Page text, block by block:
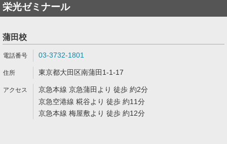
栄光ゼミナール
蒲田校
03-3732-1801
東京都大田区南蒲田1-1-17
京急本線 京急蒲田より 徒歩 約2分
京急空港線 糀谷より 徒歩 約11分
京急本線 梅屋敷より 徒歩 約12分